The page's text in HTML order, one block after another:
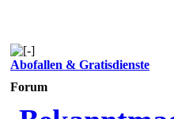
Abofallen & Gratisdienste
Forum